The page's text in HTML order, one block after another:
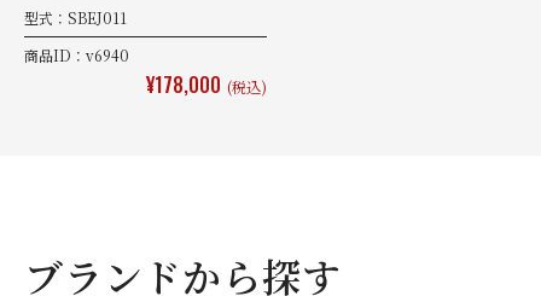
型式：SBEJ011
商品ID：v6940
¥178,000 (税込)
ブランドから探す